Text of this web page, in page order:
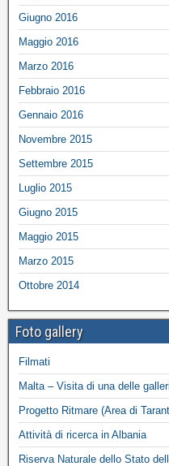
Giugno 2016
Maggio 2016
Marzo 2016
Febbraio 2016
Gennaio 2016
Novembre 2015
Settembre 2015
Luglio 2015
Giugno 2015
Maggio 2015
Marzo 2015
Ottobre 2014
Foto gallery
Filmati
Malta – Visita di una delle
Progetto Ritmare (Area di
Attività di ricerca in Albania
Riserva Naturale dello Stato